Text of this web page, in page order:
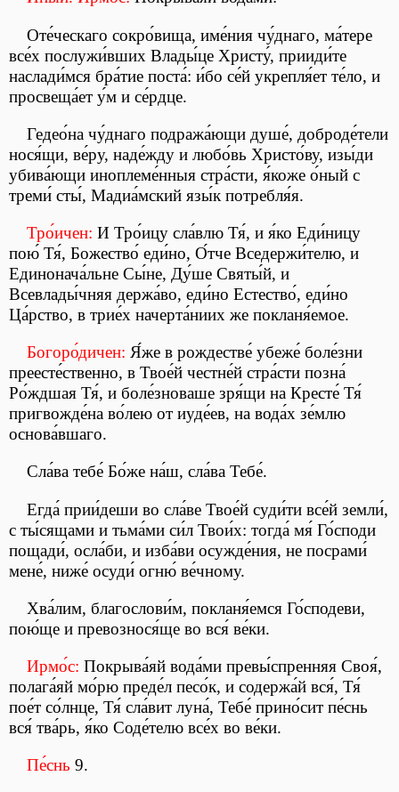
Оте́ческаго сокро́вища, име́ния чу́днаго, ма́тере
все́х послужи́вших Влады́це Христу́, прииди́те
наслади́мся бра́тие поста́: и́бо се́й укрепля́ет те́ло, и
просвеща́ет у́м и се́рдце.
Гедео́на чу́днаго подража́ющи душе́, доброде́тели
нося́щи, ве́ру, наде́жду и любо́вь Христо́ву, изы́ди
убива́ющи иноплеме́нныя стра́сти, я́коже о́ный с
треми́ сты́, Мадиа́мский язы́к потребля́я.
Тро́ичен: И Тро́ицу сла́влю Тя́, и я́ко Еди́ницу
пою́ Тя́, Божество́ еди́но, О́тче Вседержи́телю, и
Единонача́льне Сы́не, Ду́ше Святы́й, и
Всевлады́чняя держа́во, еди́но Естество́, еди́но
Ца́рство, в трие́х начерта́ниих же покланя́емое.
Богоро́дичен: Я́же в рождестве́ убеже́ боле́зни
преесте́ственно, в Твое́й честне́й стра́сти позна́
Ро́ждшая Тя́, и боле́зноваше зря́щи на Кресте́ Тя́
пригвожде́на во́лею от иуде́ев, на вода́х зе́млю
основа́вшаго.
Сла́ва тебе́ Бо́же на́ш, сла́ва Тебе́.
Егда́ прии́деши во сла́ве Твое́й суди́ти все́й земли́,
с ты́сящами и тьма́ми си́л Твои́х: тогда́ мя́ Го́споди
пощади́, осла́би, и изба́ви осужде́ния, не посрами́
мене́, ниже́ осуди́ огню́ ве́чному.
Хва́лим, благослови́м, покланя́емся Го́сподеви,
пою́ще и превознося́ще во вся́ ве́ки.
Ирмо́с: Покрыва́яй вода́ми превы́спренняя Своя́,
полага́яй мо́рю преде́л песо́к, и содержа́й вся́, Тя́
пое́т со́лнце, Тя́ сла́вит луна́, Тебе́ прино́сит пе́снь
вся́ тва́рь, я́ко Соде́телю все́х во ве́ки.
Пе́снь 9.